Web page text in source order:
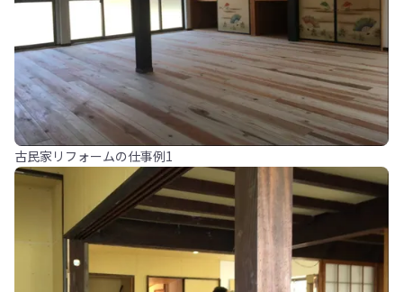
古民家リフォームの仕事例1